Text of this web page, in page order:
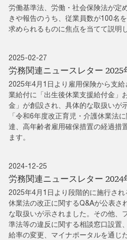
労働基準法、労働・社会保険法が定
きや報告のうち、従業員数が100名
求められるものに焦点を当てて説明
2025-02-27
労務関連ニュースレター 2025
2025年4月1日より雇用保険から支
業給付に「出生後休業支援給付金」
金」が創設され、具体的な取扱いが
「令和6年度改正育児・介護休業法
達、高年齢者雇用確保措置の経過措
ます。
2024-12-25
労務関連ニュースレター 2024
2025年4月1日より段階的に施行さ
休業法の改正に関するQ&Aが公表さ
な取扱いが示されました。その他、
準法等の違反に関する相談窓口設置
給率の変更、マイナポータルを通じ